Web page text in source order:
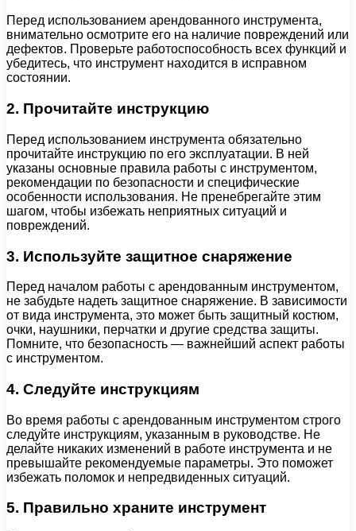
Перед использованием арендованного инструмента,
внимательно осмотрите его на наличие повреждений или
дефектов. Проверьте работоспособность всех функций и
убедитесь, что инструмент находится в исправном
состоянии.
2. Прочитайте инструкцию
Перед использованием инструмента обязательно
прочитайте инструкцию по его эксплуатации. В ней
указаны основные правила работы с инструментом,
рекомендации по безопасности и специфические
особенности использования. Не пренебрегайте этим
шагом, чтобы избежать неприятных ситуаций и
повреждений.
3. Используйте защитное снаряжение
Перед началом работы с арендованным инструментом,
не забудьте надеть защитное снаряжение. В зависимости
от вида инструмента, это может быть защитный костюм,
очки, наушники, перчатки и другие средства защиты.
Помните, что безопасность — важнейший аспект работы
с инструментом.
4. Следуйте инструкциям
Во время работы с арендованным инструментом строго
следуйте инструкциям, указанным в руководстве. Не
делайте никаких изменений в работе инструмента и не
превышайте рекомендуемые параметры. Это поможет
избежать поломок и непредвиденных ситуаций.
5. Правильно храните инструмент